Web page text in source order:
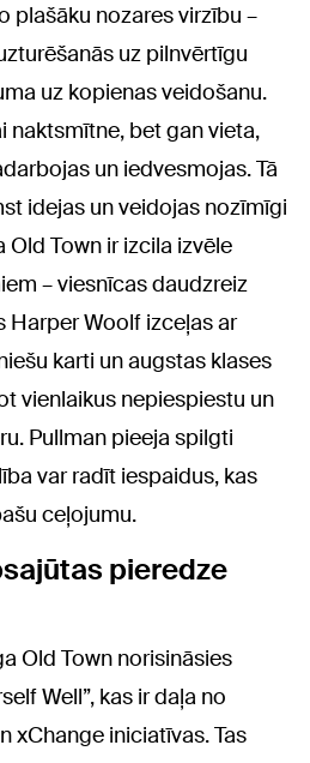
plašāku nozares virzību –
uz pilnvērtīgu
uz kopienas veidošanu.
naktsmītne, bet gan vieta,
un iedvesmojas. Tā
idejas un veidojas nozīmīgi
Old Town ir izcila izvēle
– viesnīcas daudzreiz
Woolf izceļas ar
karti un augstas klases
vienlaikus nepiespiestu un
Pullman pieeja spilgti
var radīt iespaidus, kas
ceļojumu.
pieredze
Old Town norisināsies
Well”, kas ir daļa no
xChange iniciatīvas. Tas